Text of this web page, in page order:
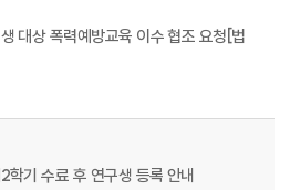
대상 폭력예방교육 이수 협조 요청[법
기 수료 후 연구생 등록 안내